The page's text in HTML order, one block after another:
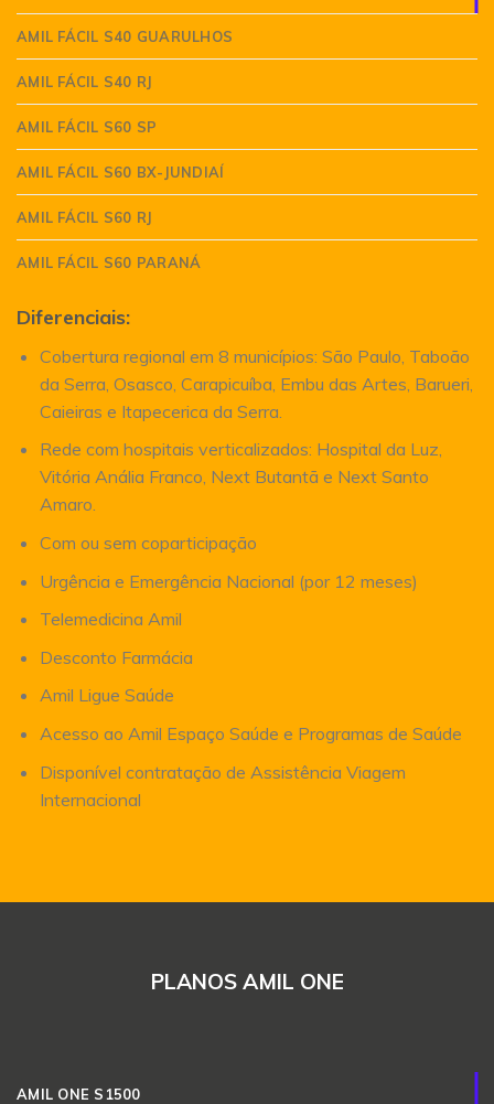
AMIL FÁCIL S40 GUARULHOS
AMIL FÁCIL S40 RJ
AMIL FÁCIL S60 SP
AMIL FÁCIL S60 BX-JUNDIAÍ
AMIL FÁCIL S60 RJ
AMIL FÁCIL S60 PARANÁ
Diferenciais:
Cobertura regional em 8 municípios: São Paulo, Taboão
da Serra, Osasco, Carapicuíba, Embu das Artes, Barueri,
Caieiras e Itapecerica da Serra.
Rede com hospitais verticalizados: Hospital da Luz,
Vitória Anália Franco, Next Butantã e Next Santo
Amaro.
Com ou sem coparticipação
Urgência e Emergência Nacional (por 12 meses)
Telemedicina Amil
Desconto Farmácia
Amil Ligue Saúde
Acesso ao Amil Espaço Saúde e Programas de Saúde
Disponível contratação de Assistência Viagem
Internacional
PLANOS AMIL ONE
AMIL ONE S1500